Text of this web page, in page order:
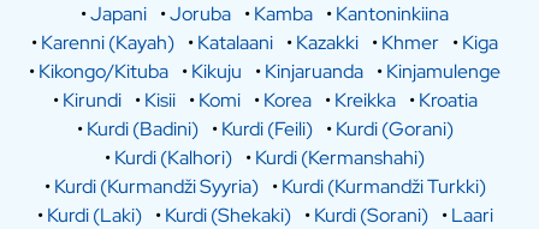
•Japani •Joruba •Kamba •Kantoninkiina
•Karenni (Kayah) •Katalaani •Kazakki •Khmer •Kiga
•Kikongo/Kituba •Kikuju •Kinjaruanda •Kinjamulenge
•Kirundi •Kisii •Komi •Korea •Kreikka •Kroatia
•Kurdi (Badini) •Kurdi (Feili) •Kurdi (Gorani)
•Kurdi (Kalhori) •Kurdi (Kermanshahi)
•Kurdi (Kurmandži Syyria) •Kurdi (Kurmandži Turkki)
•Kurdi (Laki) •Kurdi (Shekaki) •Kurdi (Sorani) •Laari